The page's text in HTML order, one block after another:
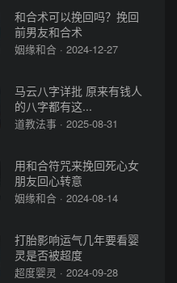
和合术可以挽回吗？挽回
前男友和合术
姻缘和合 · 2024-12-27
马云八字详批 原来有钱人
的八字都有这...
道教法事 · 2025-08-31
用和合符咒来挽回死心女
朋友回心转意
姻缘和合 · 2024-08-14
打胎影响运气几年要看婴
灵是否被超度
超度婴灵 · 2024-09-28